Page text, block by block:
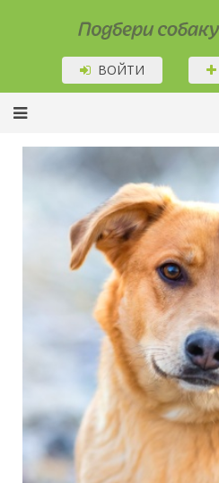
Подбери собаку!
ВОЙТИ